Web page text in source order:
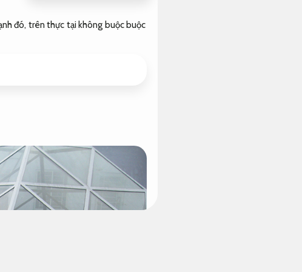
đó, trên thực tại không buộc buộc